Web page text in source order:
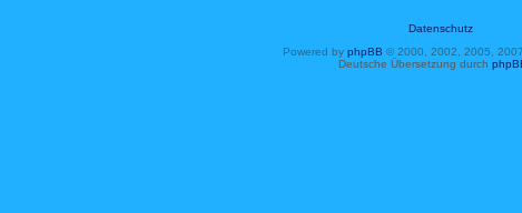
Datenschutz
Powered by phpBB © 2000, 2002, 2005,
Deutsche Übersetzung durch